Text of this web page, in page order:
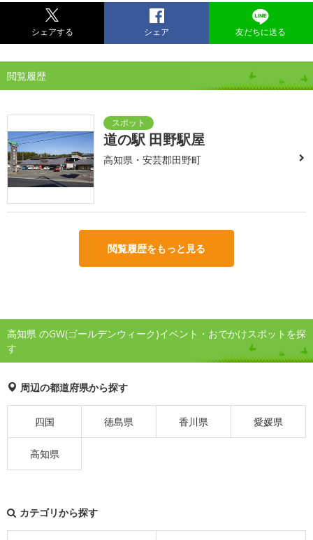
シェアする シェア 友だちに送る
閲覧履歴
道の駅 田野駅屋
高知県・安芸郡田野町
閲覧履歴をもっと見る
高知県 のGW(ゴールデンウィーク)イベント・おでかけスポットを探
す
周辺の都道府県から探す
四国 徳島県 香川県 愛媛県
高知県
カテゴリから探す